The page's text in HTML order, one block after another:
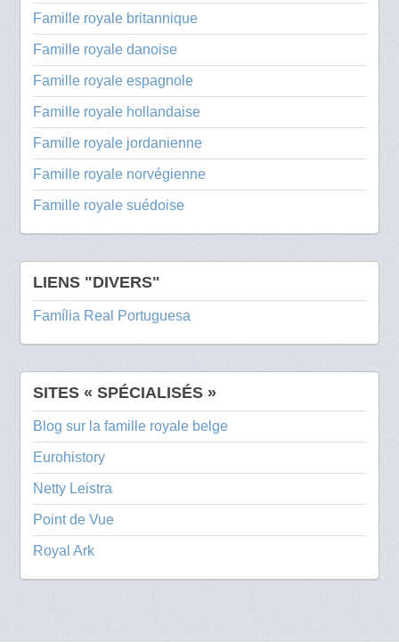
Famille royale britannique
Famille royale danoise
Famille royale espagnole
Famille royale hollandaise
Famille royale jordanienne
Famille royale norvégienne
Famille royale suédoise
LIENS "DIVERS"
Família Real Portuguesa
SITES « SPÉCIALISÉS »
Blog sur la famille royale belge
Eurohistory
Netty Leistra
Point de Vue
Royal Ark